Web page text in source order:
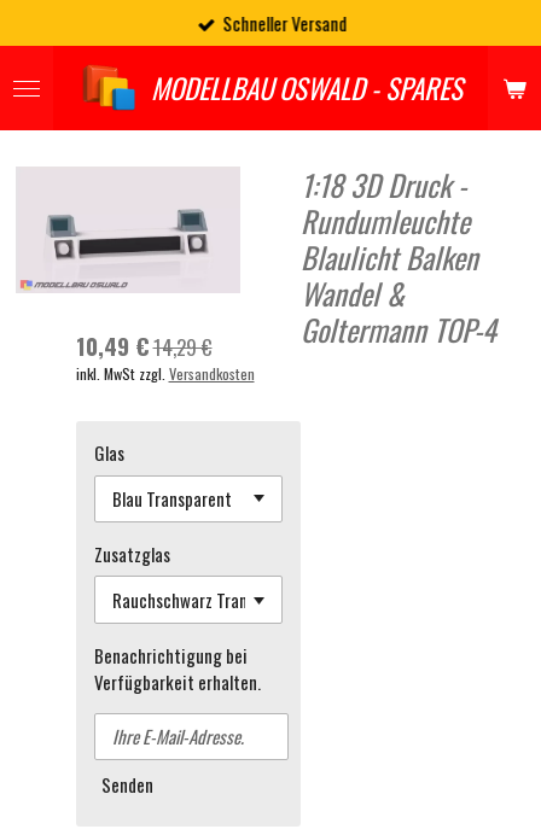
Hauptinhalt
springen
MODELLBAU OSWALD - SPARES
Schneller Versand
1:18 3D Druck -
Rundumleuchte
Blaulicht Balken
Wandel &
Goltermann TOP-4
10,49 €14,29 €
inkl. MwSt zzgl. Versandkosten
Glas
Zusatzglas
Benachrichtigung bei
Verfügbarkeit erhalten.
Senden